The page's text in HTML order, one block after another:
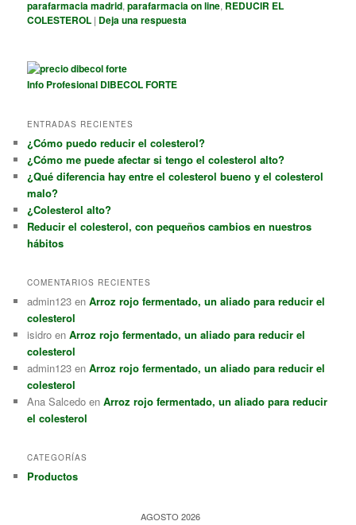
parafarmacia madrid,parafarmacia on line, REDUCIR EL
COLESTEROL | Deja una respuesta
Info Profesional DIBECOL FORTE
ENTRADAS RECIENTES
¿Cómo puedo reducir el colesterol?
¿Cómo me puede afectar si tengo el colesterol alto?
¿Qué diferencia hay entre el colesterol bueno y el colesterol
malo?
¿Colesterol alto?
Reducir el colesterol, con pequeños cambios en nuestros
hábitos
COMENTARIOS RECIENTES
admin123 enArroz rojo fermentado, un aliado para reducir el
colesterol
isidro enArroz rojo fermentado, un aliado para reducir el
colesterol
admin123 enArroz rojo fermentado, un aliado para reducir el
colesterol
Ana Salcedo enArroz rojo fermentado, un aliado para reducir
el colesterol
CATEGORÍAS
Productos
AGOSTO 2026